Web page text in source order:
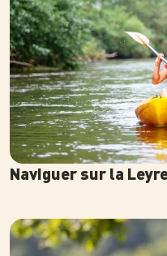
Naviguer sur la